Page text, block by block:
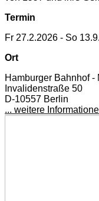
Termin
Fr 27.2.2026 - So
Ort
Hamburger Bahnhof
Invalidenstraße 50
D-10557 Berlin
... weitere